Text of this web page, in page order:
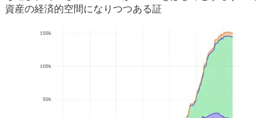
資産の経済的空間になりつつある証